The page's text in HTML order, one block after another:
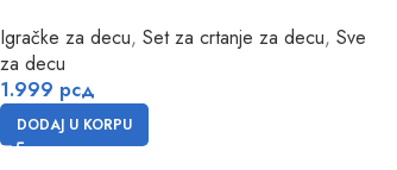
Igračke za decu, Set za crtanje za decu, Sve
za decu
1.999 рсд
DODAJ U KORPU